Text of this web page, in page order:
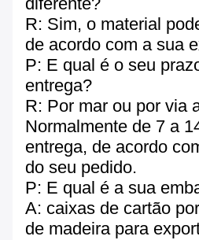
R: Sim, o material
de acordo com a sua
P: E qual é o seu
entrega?
R: Por mar ou por via
Normalmente de 7 a
entrega, de acordo
do seu pedido.
P: E qual é a sua
A: caixas de cartão
de madeira para